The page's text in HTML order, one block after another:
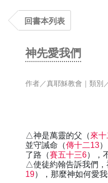
回書本列表
神先愛我們
作者／真耶穌教會｜類別
△神是萬靈的父（來
並守誡命（傳十二13
了路（賽五十三6），
△使徒約翰告訴我們，
19），那麼神如何愛